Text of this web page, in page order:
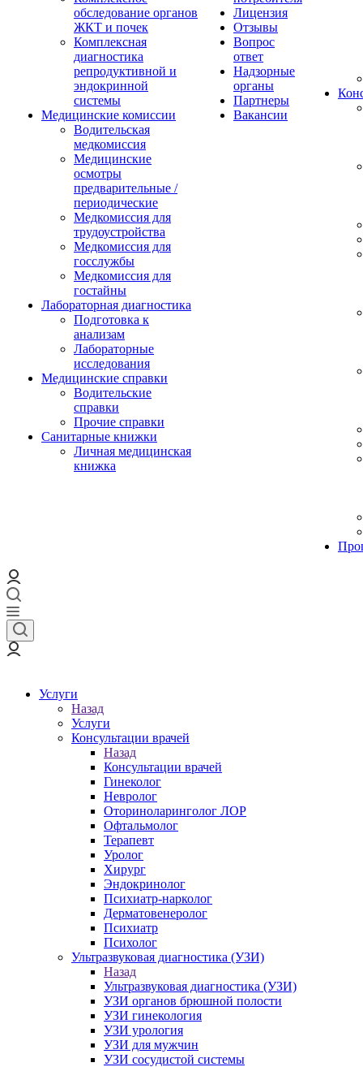
обследование органов
ЖКТ и почек
Комплексная
диагностика
репродуктивной и
эндокринной
системы
Медицинские комиссии
Водительская
медкомиссия
Медицинские
осмотры
предварительные /
периодические
Медкомиссия для
трудоустройства
Медкомиссия для
госслужбы
Медкомиссия для
гостайны
Лабораторная диагностика
Подготовка к
анализам
Лабораторные
исследования
Медицинские справки
Водительские
справки
Прочие справки
Санитарные книжки
Личная медицинская
книжка
Лицензия
Отзывы
Вопрос
ответ
Надзорные
органы
Партнеры
Вакансии
Услуги
Назад
Услуги
Консультации врачей
Назад
Консультации врачей
Гинеколог
Невролог
Оториноларинголог ЛОР
Офтальмолог
Терапевт
Уролог
Хирург
Эндокринолог
Психиатр-нарколог
Дерматовенеролог
Психиатр
Психолог
Ультразвуковая диагностика (УЗИ)
Назад
Ультразвуковая диагностика (УЗИ)
УЗИ органов брюшной полости
УЗИ гинекология
УЗИ урология
УЗИ для мужчин
УЗИ сосудистой системы